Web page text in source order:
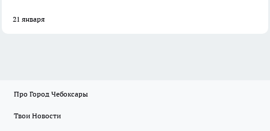
21 января
Про Город Чебоксары
Твои Новости